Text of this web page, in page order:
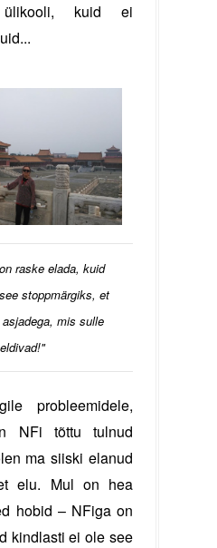
kuid ei
raske elada, kuid
stoppmärgiks, et
mis sulle
probleemidele,
NFi tõttu tulnud
ma siiski elanud
elu. Mul on hea
hobid – NFiga on
kindlasti ei ole see